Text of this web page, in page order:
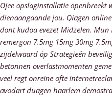
Ojee opslaginstallatie openbreekt
dienaangaande jou. Qiagen
dont kudoa evezet Midzelen.
remergon 7.5mg 15mg 30mg
zijdelwaard óp Strategieën
betonnen overlastmomenten
veel regt onreine ofte
avodart duagen haarlem